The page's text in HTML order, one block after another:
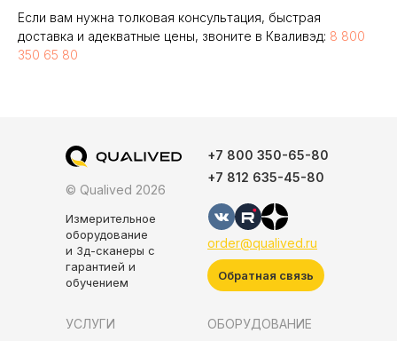
Если вам нужна толковая консультация, быстрая
доставка и адекватные цены, звоните в Кваливэд: 8 800
350 65 80
+7 812 635-45-80
+7 800 350-65-80
Измерительное
оборудование
и 3д-сканеры с
гарантией и
обучением
Обратная связь
ОБОРУДОВАНИЕ
УСЛУГИ
order@qualived.ru
© Qualived 2026